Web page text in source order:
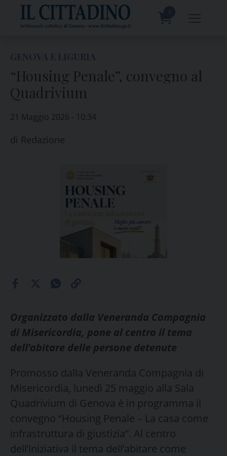
content
“Housing Penale”, convegno al
Quadrivium
21 Maggio 2026 - 10:34
di Redazione
Organizzato dalla Veneranda Compagnia
di Misericordia, pone al centro il tema
dell’abitare delle persone detenute
Promosso dalla Veneranda Compagnia di
Misericordia, lunedì 25 maggio alla Sala
Quadrivium di Genova è in programma il
convegno “Housing Penale – La casa come
infrastruttura di giustizia”. Al centro
dell’iniziativa il tema dell’abitare come